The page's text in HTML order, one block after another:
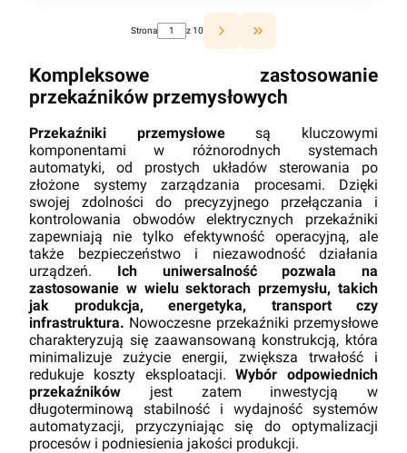
Strona z 10 Przejdź do ostatniej strony z
Kompleksowe zastosowanie
przekaźników przemysłowych
Przekaźniki przemysłowesą kluczowymi
komponentami w różnorodnych systemach
automatyki, od prostych układów sterowania po
złożone systemy zarządzania procesami. Dzięki
swojej zdolności do precyzyjnego przełączania i
kontrolowania obwodów elektrycznych przekaźniki
zapewniają nie tylko efektywność operacyjną, ale
także bezpieczeństwo i niezawodność działania
urządzeń. Ich uniwersalność pozwala na
zastosowanie w wielu sektorach przemysłu, takich
jak produkcja, energetyka, transport czy
infrastruktura. Nowoczesne przekaźniki przemysłowe
charakteryzują się zaawansowaną konstrukcją, która
minimalizuje zużycie energii, zwiększa trwałość i
redukuje koszty eksploatacji.Wybór odpowiednich
przekaźników jest zatem inwestycją w
długoterminową stabilność i wydajność systemów
automatyzacji, przyczyniając się do optymalizacji
procesów i podniesienia jakości produkcji.